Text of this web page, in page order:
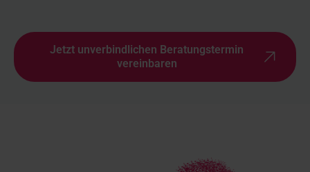
Jetzt unverbindlichen Beratungstermin
vereinbaren